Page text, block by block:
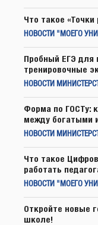
Что такое
НОВОСТИ "МОЕГО
Пробный ЕГЭ для
тренировочные
НОВОСТИ
Форма по ГОСТу:
между богатыми
НОВОСТИ
Что такое
работать
НОВОСТИ "МОЕГО
Откройте новые
школе!